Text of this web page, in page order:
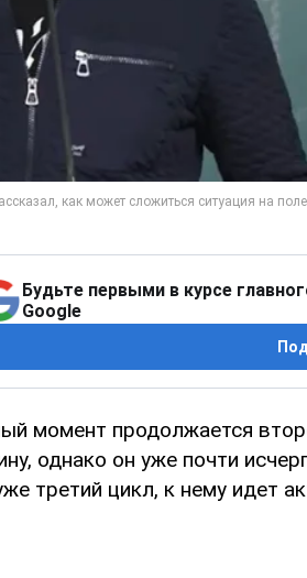
Будьте первыми в курсе
Google
момент продолжается
однако он уже почти
третий цикл, к нему идет